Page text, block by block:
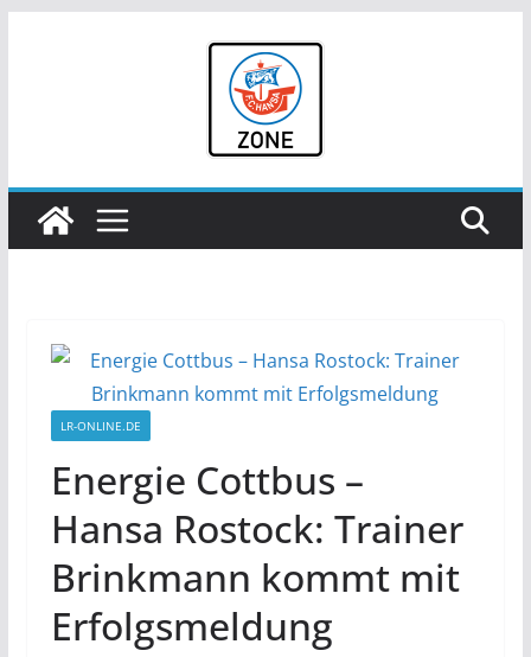
LR-ONLINE.DE
Energie Cottbus –
Hansa Rostock: Trainer
Brinkmann kommt mit
Erfolgsmeldung